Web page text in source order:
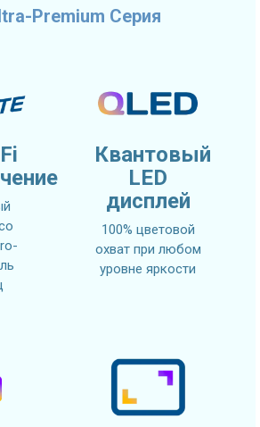
Premium Серия
Квантовый
LED
дисплей
100% цветовой
охват при любом
уровне яркости